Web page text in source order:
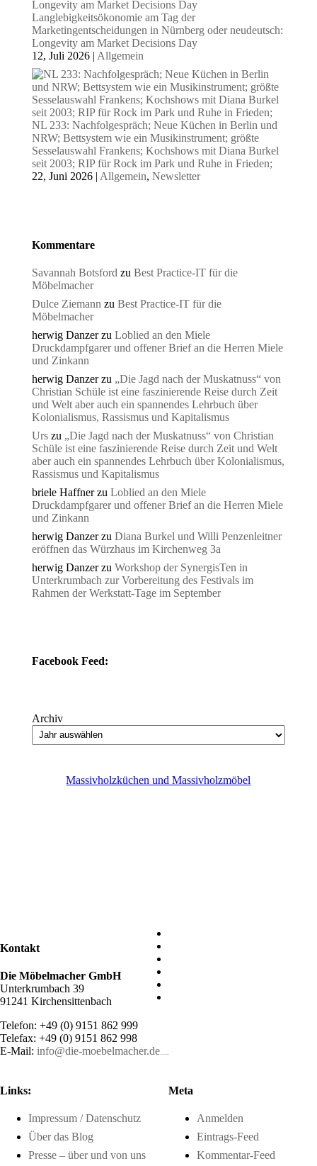
Langlebigkeitsökonomie am Tag der
Marketingentscheidungen in Nürnberg oder neudeutsch:
Longevity am Market Decisions Day
12, Juli 2026| Allgemein
NL 233: Nachfolgespräch; Neue Küchen in Berlin und
NRW; Bettsystem wie ein Musikinstrument; größte
Sesselauswahl Frankens; Kochshows mit Diana Burkel
seit 2003; RIP für Rock im Park und Ruhe in Frieden;
22, Juni 2026| Allgemein, Newsletter
Kommentare
Savannah Botsford zu Best Practice-IT für die
Möbelmacher
Dulce Ziemann zu Best Practice-IT für die
Möbelmacher
herwig Danzerzu Loblied an den Miele
Druckdampfgarer und offener Brief an die Herren Miele
und Zinkann
herwig Danzerzu „Die Jagd nach der Muskatnuss“ von
Christian Schüle ist eine faszinierende Reise durch Zeit
und Welt aber auch ein spannendes Lehrbuch über
Kolonialismus, Rassismus und Kapitalismus
Urszu „Die Jagd nach der Muskatnuss“ von Christian
Schüle ist eine faszinierende Reise durch Zeit und Welt
aber auch ein spannendes Lehrbuch über Kolonialismus,
Rassismus und Kapitalismus
briele Haffnerzu Loblied an den Miele
Druckdampfgarer und offener Brief an die Herren Miele
und Zinkann
herwig Danzerzu Diana Burkel und Willi Penzenleitner
eröffnen das Würzhaus im Kirchenweg 3a
herwig Danzerzu Workshop der SynergisTen in
Unterkrumbach zur Vorbereitung des Festivals im
Rahmen der Werkstatt-Tage im September
Facebook Feed:
Archiv
Massivholzküchen und Massivholzmöbel
Kontakt
Die Möbelmacher GmbH
Unterkrumbach 39
91241 Kirchensittenbach
Telefon: +49 (0) 9151 862 999
Telefax: +49 (0) 9151 862 998
E-Mail: info@die-moebelmacher.de
Links:
Impressum / Datenschutz
Über das Blog
Presse – über und von uns
Meta
Anmelden
Eintrags-Feed
Kommentar-Feed